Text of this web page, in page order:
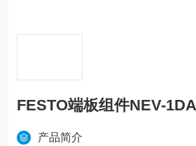
FESTO端板组件NEV-
产品简介